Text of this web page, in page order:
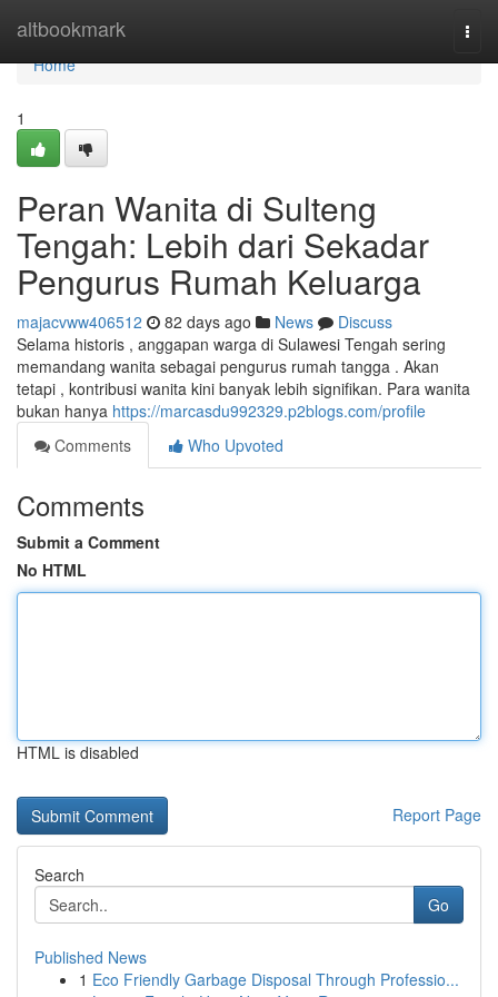
altbookmark
Home
Home
1
Peran Wanita di Sulteng
Tengah: Lebih dari Sekadar
Pengurus Rumah Keluarga
majacvww406512 82 days ago News
Discuss
Selama historis , anggapan warga di Sulawesi Tengah sering
memandang wanita sebagai pengurus rumah tangga . Akan
tetapi , kontribusi wanita kini banyak lebih signifikan. Para wanita
bukan hanya https://marcasdu992329.p2blogs.com/profile
Comments
Who Upvoted
Comments
Submit a Comment
No HTML
HTML is disabled
Report Page
Search
Go
Published News
1 Eco Friendly Garbage Disposal Through Professio...